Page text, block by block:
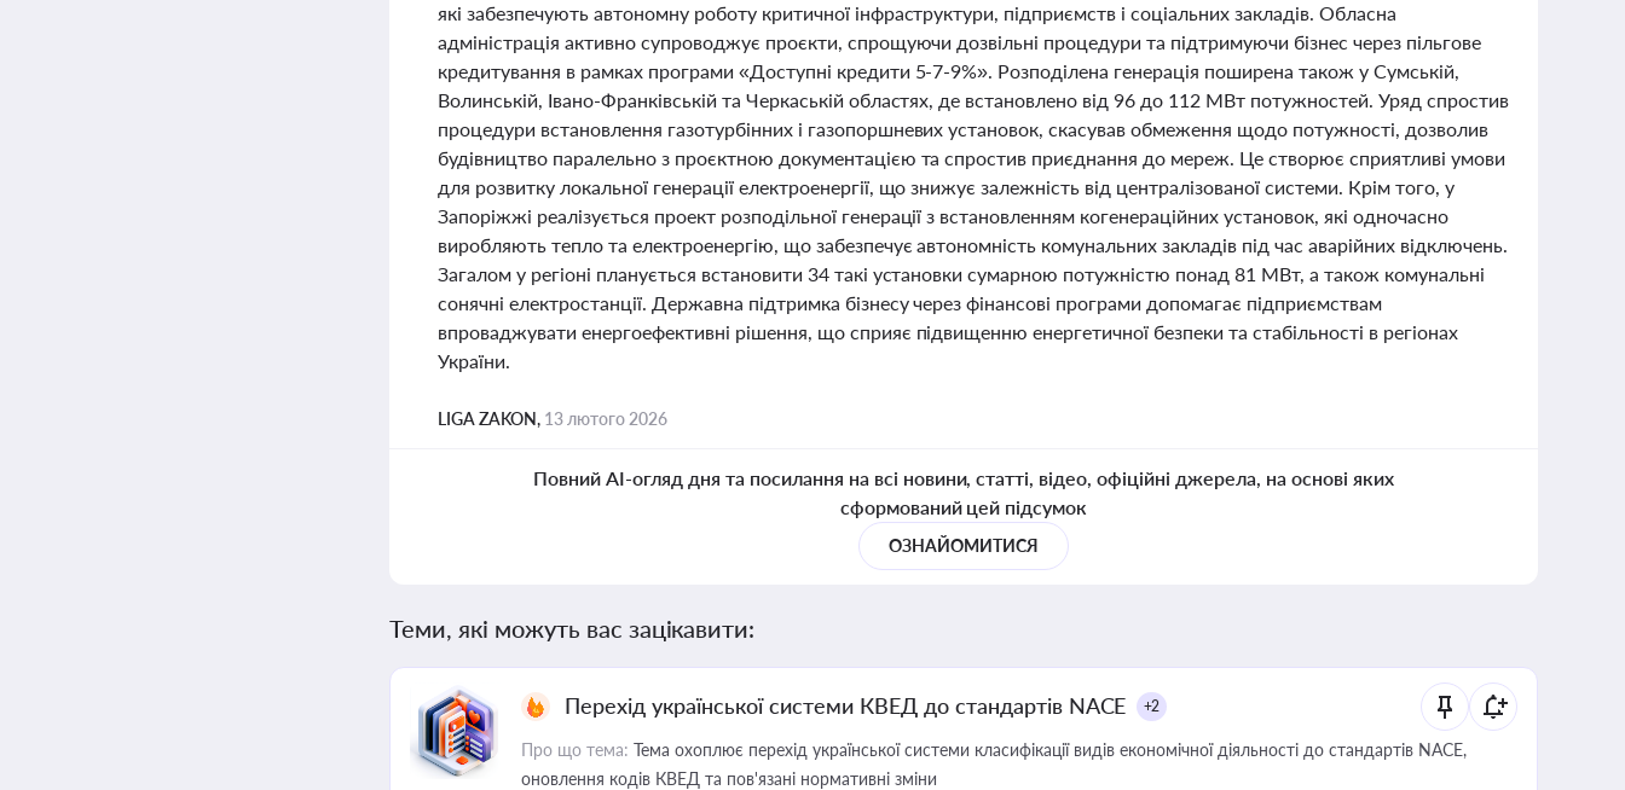
які забезпечують автономну роботу критичної інфраструктури, підприємств і соціальних закладів. Обласна
адміністрація активно супроводжує проєкти, спрощуючи дозвільні процедури та підтримуючи бізнес через пільгове
кредитування в рамках програми «Доступні кредити 5-7-9%». Розподілена генерація поширена також у Сумській,
Волинській, Івано-Франківській та Черкаській областях, де встановлено від 96 до 112 МВт потужностей. Уряд спростив
процедури встановлення газотурбінних і газопоршневих установок, скасував обмеження щодо потужності, дозволив
будівництво паралельно з проєктною документацією та спростив приєднання до мереж. Це створює сприятливі умови
для розвитку локальної генерації електроенергії, що знижує залежність від централізованої системи. Крім того, у
Запоріжжі реалізується проект розподільної генерації з встановленням когенераційних установок, які одночасно
виробляють тепло та електроенергію, що забезпечує автономність комунальних закладів під час аварійних відключень.
Загалом у регіоні планується встановити 34 такі установки сумарною потужністю понад 81 МВт, а також комунальні
сонячні електростанції. Державна підтримка бізнесу через фінансові програми допомагає підприємствам
впроваджувати енергоефективні рішення, що сприяє підвищенню енергетичної безпеки та стабільності в регіонах
України.
LIGA ZAKON, 13 лютого 2026
Повний AI-огляд дня та посилання на всі новини, статті, відео, офіційні джерела, на основі яких
сформований цей підсумок
ОЗНАЙОМИТИСЯ
Теми, які можуть вас зацікавити:
Перехід української системи КВЕД до стандартів NACE +2
Про що тема: Тема охоплює перехід української системи класифікації видів економічної діяльності до стандартів NACE,
оновлення кодів КВЕД та пов'язані нормативні зміни